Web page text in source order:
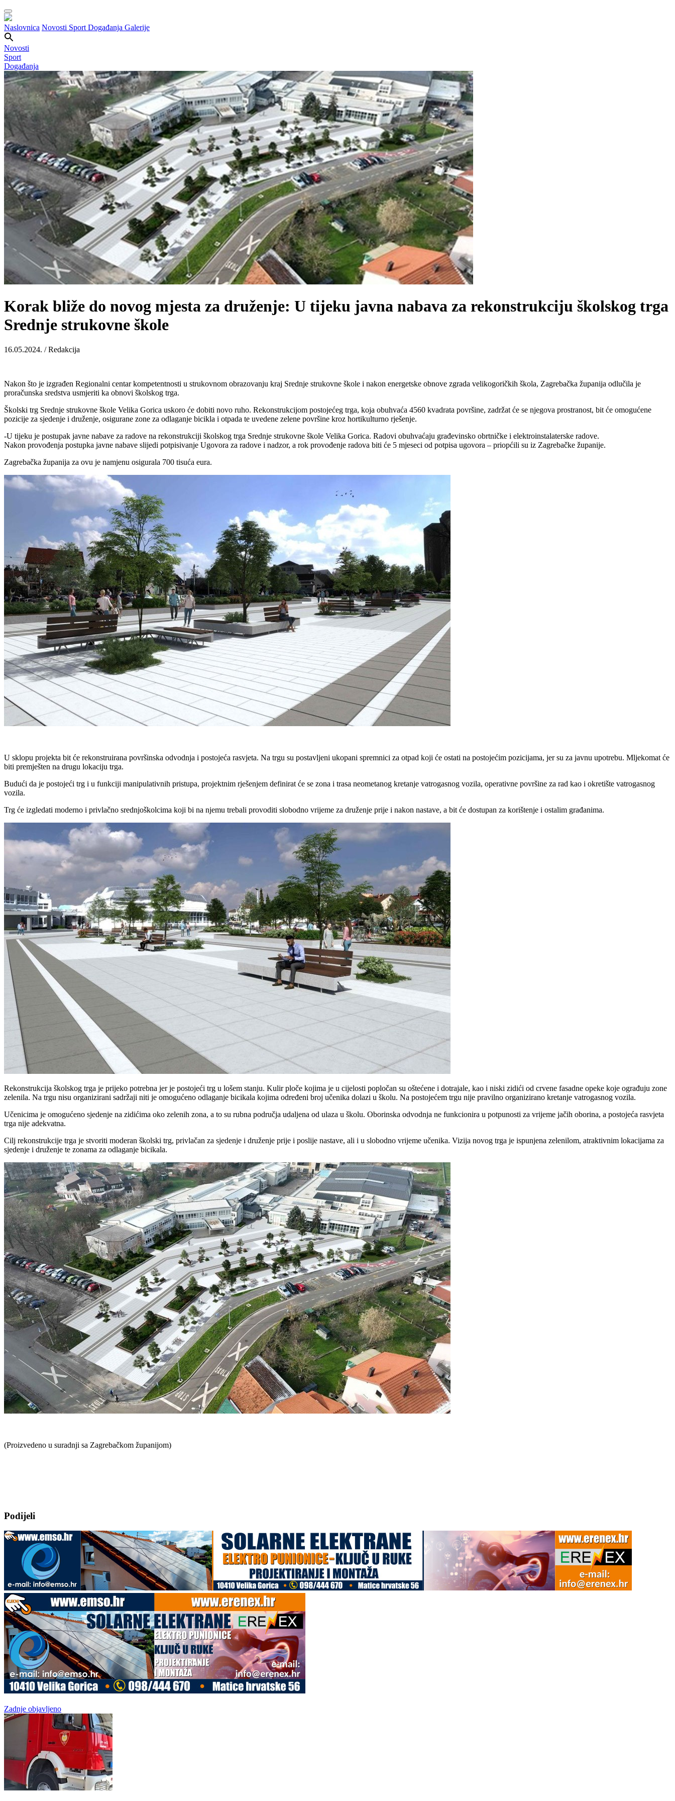
Naslovnica Novosti Sport Događanja Galerije
Novosti
Sport
Događanja
Korak bliže do novog mjesta za druženje: U tijeku javna nabava za rekonstrukciju školskog trga
Srednje strukovne škole
16.05.2024. / Redakcija
Nakon što je izgrađen Regionalni centar kompetentnosti u strukovnom obrazovanju kraj Srednje strukovne škole i nakon energetske obnove zgrada velikogoričkih škola, Zagrebačka županija odlučila je
proračunska sredstva usmjeriti ka obnovi školskog trga.
Školski trg Srednje strukovne škole Velika Gorica uskoro će dobiti novo ruho. Rekonstrukcijom postojećeg trga, koja obuhvaća 4560 kvadrata površine, zadržat će se njegova prostranost, bit će omogućene
pozicije za sjedenje i druženje, osigurane zone za odlaganje bicikla i otpada te uvedene zelene površine kroz hortikulturno rješenje.
-U tijeku je postupak javne nabave za radove na rekonstrukciji školskog trga Srednje strukovne škole Velika Gorica. Radovi obuhvaćaju građevinsko obrtničke i elektroinstalaterske radove.
Nakon provođenja postupka javne nabave slijedi potpisivanje Ugovora za radove i nadzor, a rok provođenje radova biti će 5 mjeseci od potpisa ugovora – priopćili su iz Zagrebačke županije.
Zagrebačka županija za ovu je namjenu osigurala 700 tisuća eura.
U sklopu projekta bit će rekonstruirana površinska odvodnja i postojeća rasvjeta. Na trgu su postavljeni ukopani spremnici za otpad koji će ostati na postojećim pozicijama, jer su za javnu upotrebu. Mljekomat će
biti premješten na drugu lokaciju trga.
Budući da je postojeći trg i u funkciji manipulativnih pristupa, projektnim rješenjem definirat će se zona i trasa neometanog kretanje vatrogasnog vozila, operativne površine za rad kao i okretište vatrogasnog
vozila.
Trg će izgledati moderno i privlačno srednjoškolcima koji bi na njemu trebali provoditi slobodno vrijeme za druženje prije i nakon nastave, a bit će dostupan za korištenje i ostalim građanima.
Rekonstrukcija školskog trga je prijeko potrebna jer je postojeći trg u lošem stanju. Kulir ploče kojima je u cijelosti popločan su oštećene i dotrajale, kao i niski zidići od crvene fasadne opeke koje ograđuju zone
zelenila. Na trgu nisu organizirani sadržaji niti je omogućeno odlaganje bicikala kojima određeni broj učenika dolazi u školu. Na postojećem trgu nije pravilno organizirano kretanje vatrogasnog vozila.
Učenicima je omogućeno sjedenje na zidićima oko zelenih zona, a to su rubna područja udaljena od ulaza u školu. Oborinska odvodnja ne funkcionira u potpunosti za vrijeme jačih oborina, a postojeća rasvjeta
trga nije adekvatna.
Cilj rekonstrukcije trga je stvoriti moderan školski trg, privlačan za sjedenje i druženje prije i poslije nastave, ali i u slobodno vrijeme učenika. Vizija novog trga je ispunjena zelenilom, atraktivnim lokacijama za
sjedenje i druženje te zonama za odlaganje bicikala.
(Proizvedeno u suradnji sa Zagrebačkom županijom)
Podijeli
Zadnje objavljeno